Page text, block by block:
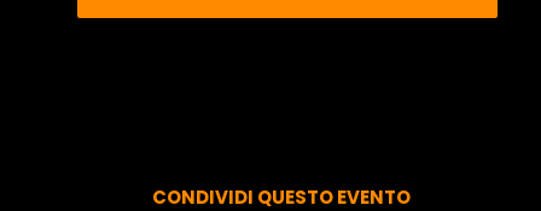
CONDIVIDI QUESTO EVENTO